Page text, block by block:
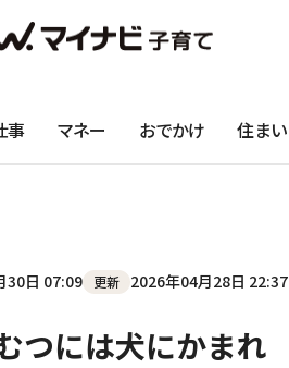
事 マネー おでかけ 住まい
30日 07:09 更新 2026年04月28日 22:37
つには犬にかまれ